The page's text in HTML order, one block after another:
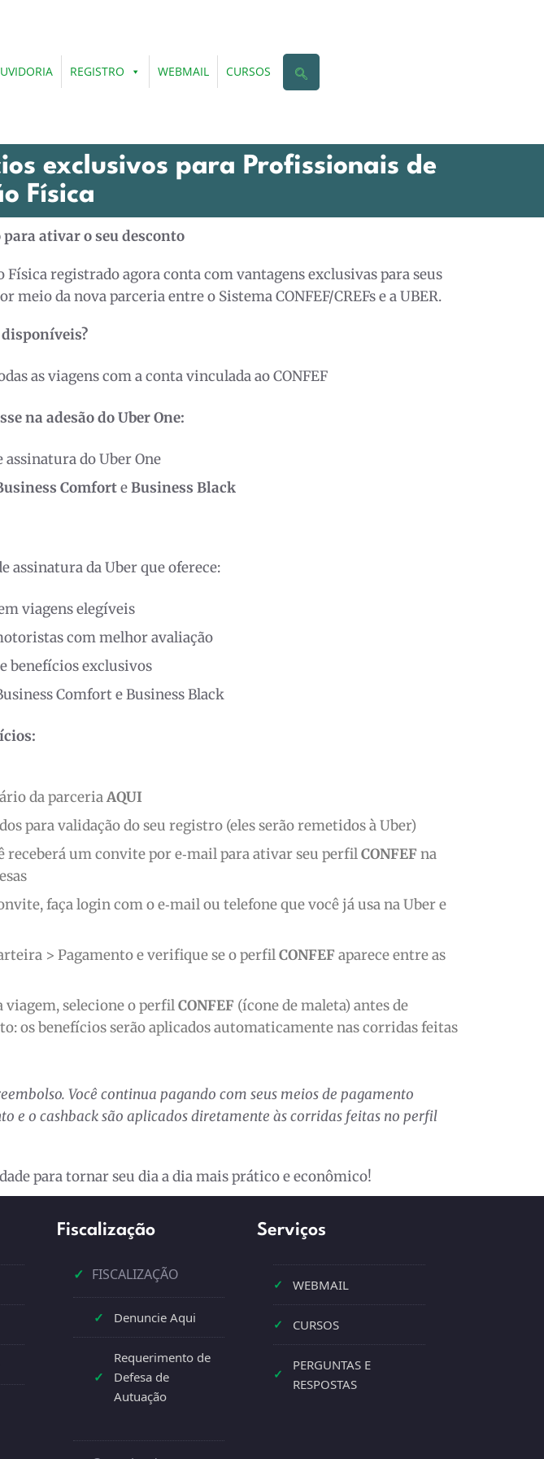
REGISTRO WEBMAIL CURSOS
exclusivos para Profissionais de
Física
ativar o seu desconto
Física registrado agora conta com vantagens exclusivas para seus
meio da nova parceria entre o Sistema CONFEF/CREFs e a UBER.
as viagens com a conta vinculada ao CONFEF
na adesão do Uber One:
assinatura do Uber One
ComforteBusiness Black
assinatura da Uber que oferece:
viagens elegíveis
com melhor avaliação
benefícios exclusivos
Comfort e Business Black
da parceriaAQUI
para validação do seu registro (eles serão remetidos à Uber)
receberá um convite por e‑mail para ativar seu perfilCONFEFna
faça login com o e‑mail ou telefone que você já usa na Uber e
> Pagamento e verifique se o perfilCONFEFaparece entre as
selecione o perfilCONFEF(ícone de maleta) antes de
os benefícios serão aplicados automaticamente nas corridas feitas
Você continua pagando com seus meios de pagamento
e o cashback são aplicados diretamente às corridas feitas no perfil
para tornar seu dia a dia mais prático e econômico!
Fiscalização
✓ FISCALIZAÇÃO
✓ Denuncie Aqui
✓
Requerimento de
Defesa de
Autuação
Serviços
✓ WEBMAIL
✓ CURSOS
✓
PERGUNTAS E
RESPOSTAS